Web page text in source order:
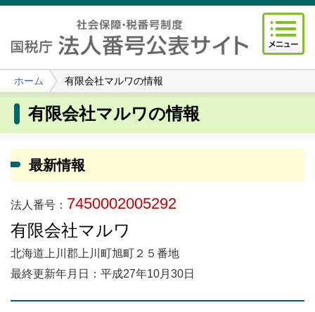
ホーム 有限会社マルワの情報
有限会社マルワの情報
最新情報
法人番号： 7450002005292
有限会社マルワ
北海道上川郡上川町旭町２５番地
最終更新年月日：平成27年10月30日